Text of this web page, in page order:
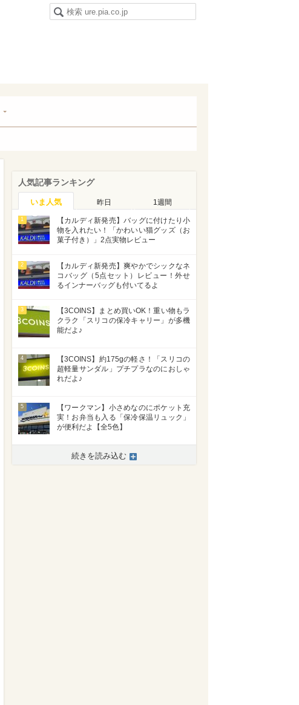
人気記事ランキング
いま人気 昨日 1週間
1
【カルディ新発売】バッグに付けたり小
物を入れたい！「かわいい猫グッズ（お
菓子付き）」2点実物レビュー
2
【カルディ新発売】爽やかでシックなネ
コバッグ（5点セット）レビュー！外せ
るインナーバッグも付いてるよ
3
【3COINS】まとめ買いOK！重い物もラ
クラク「スリコの保冷キャリー」が多機
能だよ♪
4
【3COINS】約175gの軽さ！「スリコの
超軽量サンダル」プチプラなのにおしゃ
れだよ♪
5
【ワークマン】小さめなのにポケット充
実！お弁当も入る「保冷保温リュック」
が便利だよ【全5色】
続きを読み込む